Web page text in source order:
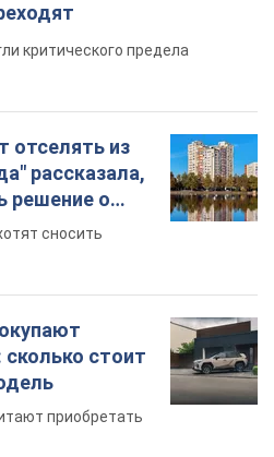
критического предела
отселять из
рассказала,
решение о
сносить
стоит
приобретать